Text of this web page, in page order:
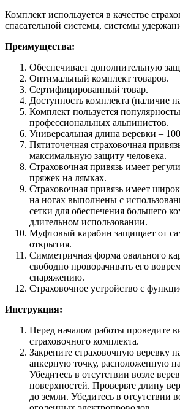
Комплект используется в качестве
спасательной системы, системы
Преимущества:
Обеспечивает дополнительную
Оптимальный комплект товаров.
Сертифицированный товар.
Доступность комплекта (наличие
Комплект пользуется
профессиональных альпинистов.
Универсальная длина веревки –
Пятиточечная страховочная
максимальную защиту человека.
Страховочная привязь имеет
пряжек на лямках.
Страховочная привязь имеет
на ногах выполнены с
сетки для обеспечения большего
длительном использовании.
Муфтовый карабин защищает от
открытия.
Симметричная форма овального
свободно проворачивать его
снаряжению.
Страховочное устройство с
Инструкция:
Перед началом работы проведите
страховочного комплекта.
Закрепите страховочную веревку
анкерную точку, расположенную
Убедитесь в отсутствии возле
поверхностей. Проверьте длину
до земли. Убедитесь в отсутствии